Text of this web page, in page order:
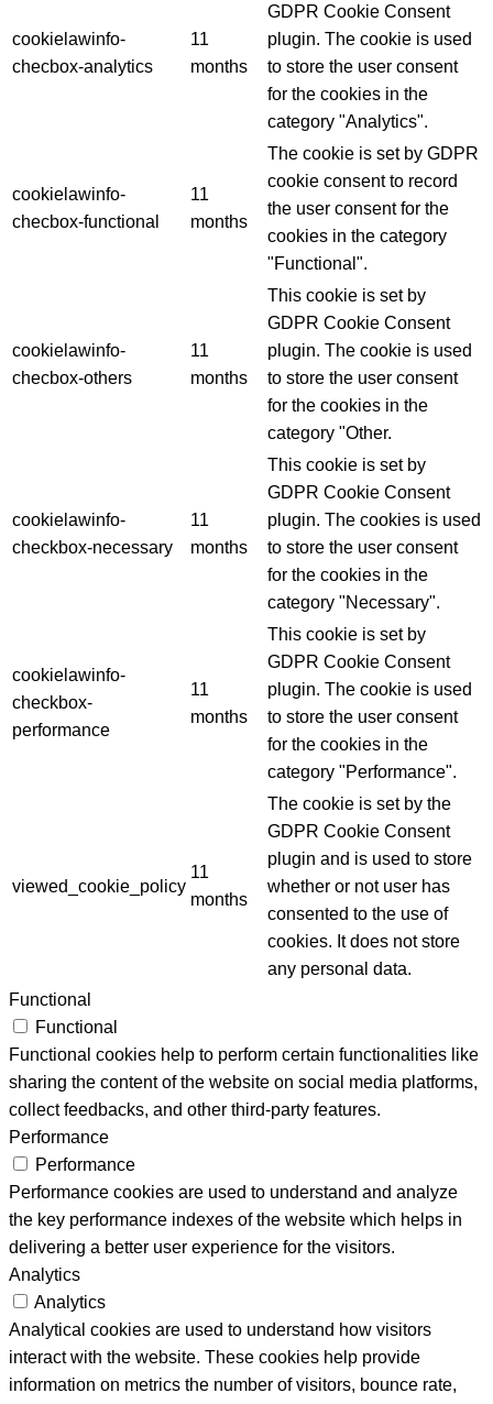
cookielawinfo-
checbox-analytics
11
months
GDPR Cookie Consent
plugin. The cookie is used
to store the user consent
for the cookies in the
category "Analytics".
cookielawinfo-
checbox-functional
11
months
The cookie is set by GDPR
cookie consent to record
the user consent for the
cookies in the category
"Functional".
cookielawinfo-
checbox-others
11
months
This cookie is set by
GDPR Cookie Consent
plugin. The cookie is used
to store the user consent
for the cookies in the
category "Other.
cookielawinfo-
checkbox-necessary
11
months
This cookie is set by
GDPR Cookie Consent
plugin. The cookies is used
to store the user consent
for the cookies in the
category "Necessary".
cookielawinfo-
checkbox-
performance
11
months
This cookie is set by
GDPR Cookie Consent
plugin. The cookie is used
to store the user consent
for the cookies in the
category "Performance".
viewed_cookie_policy
11
months
The cookie is set by the
GDPR Cookie Consent
plugin and is used to store
whether or not user has
consented to the use of
cookies. It does not store
any personal data.
Functional
Functional
Functional cookies help to perform certain functionalities like
sharing the content of the website on social media platforms,
collect feedbacks, and other third-party features.
Performance
Performance
Performance cookies are used to understand and analyze
the key performance indexes of the website which helps in
delivering a better user experience for the visitors.
Analytics
Analytics
Analytical cookies are used to understand how visitors
interact with the website. These cookies help provide
information on metrics the number of visitors, bounce rate,